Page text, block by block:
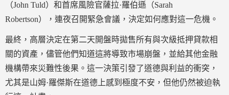
（John Tuld）和首席風險官薩拉·羅伯遜（Sarah
Robertson），連夜召開緊急會議，決定如何應對這一危機。
最終，高層決定在第二天開盤時拋售所有與次級抵押貸款相
關的資產，儘管他們知道這將導致市場崩盤，並給其他金融
機構帶來災難性後果。這一決策引發了道德與利益的衝突，
尤其是山姆·羅傑斯在道德上感到極度不安，但他仍然被迫執